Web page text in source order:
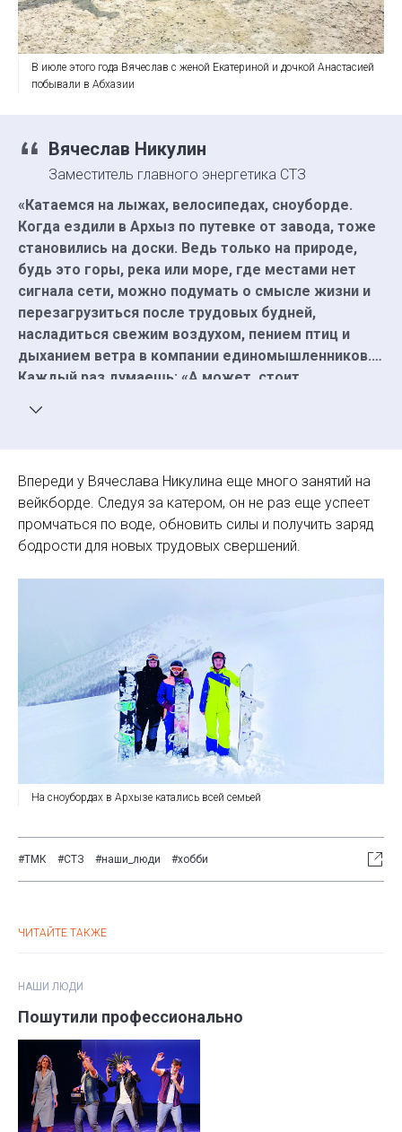
В июле этого года Вячеслав с женой Екатериной и дочкой Анастасией
побывали в Абхазии
Вячеслав Никулин
Заместитель главного энергетика СТЗ
«Катаемся на лыжах, велосипедах, сноуборде.
Когда ездили в Архыз по путевке от завода, тоже
становились на доски. Ведь только на природе,
будь это горы, река или море, где местами нет
сигнала сети, можно подумать о смысле жизни и
перезагрузиться после трудовых будней,
насладиться свежим воздухом, пением птиц и
дыханием ветра в компании единомышленников.
Каждый раз думаешь: «А может, стоит
захватывающим дух спортом. Пробуйте,
открывайте новые грани в самих себе, и у вас все
получится».
Впереди у Вячеслава Никулина еще много занятий на
вейкборде. Следуя за катером, он не раз еще успеет
промчаться по воде, обновить силы и получить заряд
бодрости для новых трудовых свершений.
На сноубордах в Архызе катались всей семьей
#ТМК #СТЗ #наши_люди #хобби
ЧИТАЙТЕ ТАКЖЕ
НАШИ ЛЮДИ
Пошутили профессионально